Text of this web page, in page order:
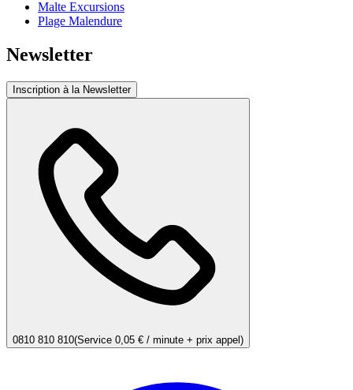
Malte Excursions
Plage Malendure
Newsletter
Inscription à la Newsletter
0810 810 810(Service 0,05 € / minute + prix appel)